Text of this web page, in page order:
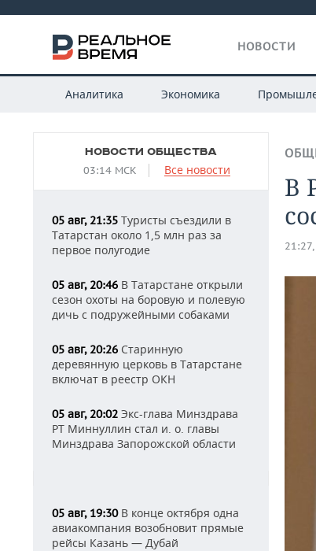
НОВОСТИ
Аналитика Экономика
НОВОСТИ ОБЩЕСТВА
03:14 МСК Все новости
05 авг, 21:35 Туристы съездили в
Татарстан около 1,5 млн раз за
первое полугодие
05 авг, 20:46 В Татарстане открыли
сезон охоты на боровую и полевую
дичь с подружейными собаками
05 авг, 20:26 Старинную
деревянную церковь в Татарстане
включат в реестр ОКН
05 авг, 20:02 Экс-глава Минздрава
РТ Миннуллин стал и. о. главы
Минздрава Запорожской области
05 авг, 19:30В конце октября одна
авиакомпания возобновит прямые
рейсы Казань — Дубай
В